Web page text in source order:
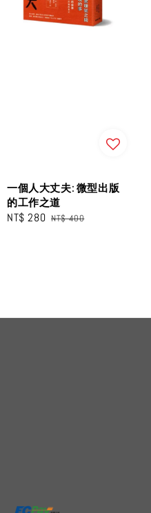
一個人大丈夫: 微型出版
的工作之道
Sale
NT$ 280 Regular
NT$ 400